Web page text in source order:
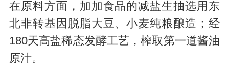
在原料方面，加加食品的减盐生抽选用东
北非转基因脱脂大豆、小麦纯粮酿造；经
180天高盐稀态发酵工艺，榨取第一道酱油
原汁。